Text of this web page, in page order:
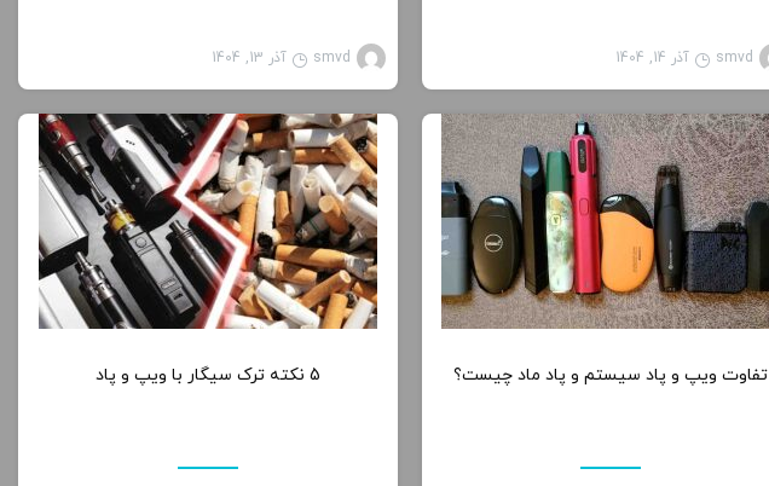
smvd آذر 14, 1404 smvd آذر 13, 1404
تفاوت ویپ و پاد سیستم و پاد ماد چیست؟ 5 نکته ترک سیگار با ویپ و پاد